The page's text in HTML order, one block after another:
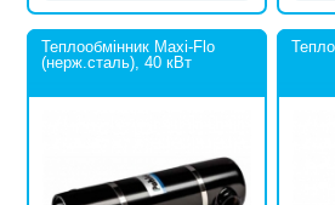
Теплообмінник Maxi-Flo
(нерж.сталь), 40 кВт